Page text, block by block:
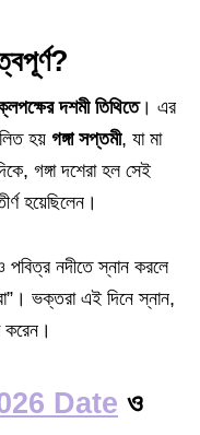
দশমী তিথিতে। এর
হয় গঙ্গা সপ্তমী, যা মা
গঙ্গা দশেরা হল সেই
হয়েছিলেন।
পবিত্র নদীতে স্নান করলে
ভক্তরা এই দিনে স্নান,
করেন।
Date ও